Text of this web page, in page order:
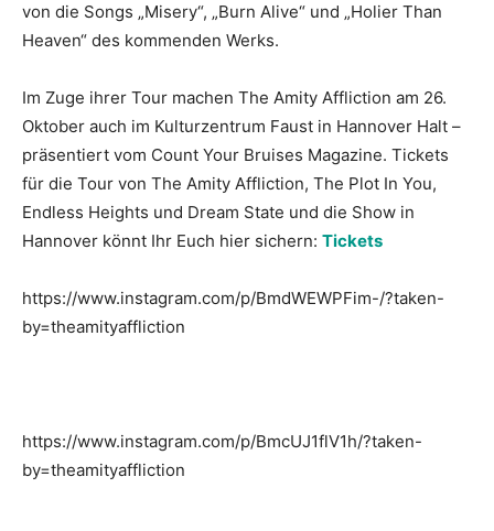
von die Songs „Misery“, „Burn Alive“ und „Holier Than
Heaven“ des kommenden Werks.
Im Zuge ihrer Tour machen The Amity Affliction am 26.
Oktober auch im Kulturzentrum Faust in Hannover Halt –
präsentiert vom Count Your Bruises Magazine. Tickets
für die Tour von The Amity Affliction, The Plot In You,
Endless Heights und Dream State und die Show in
Hannover könnt Ihr Euch hier sichern: Tickets
https://www.instagram.com/p/BmdWEWPFim-/?taken-
by=theamityaffliction
https://www.instagram.com/p/BmcUJ1flV1h/?taken-
by=theamityaffliction